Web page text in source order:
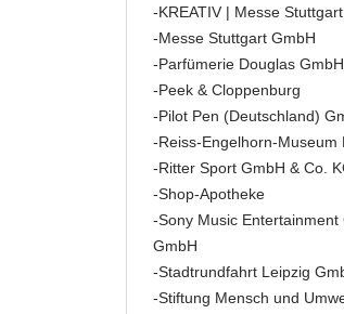
-KREATIV | Messe Stuttgart
-Messe Stuttgart GmbH
-Parfümerie Douglas GmbH
-Peek & Cloppenburg
-Pilot Pen (Deutschland)
-Reiss-Engelhorn-Museum
-Ritter Sport GmbH & Co.
-Shop-Apotheke
-Sony Music Entertainment
GmbH
-Stadtrundfahrt Leipzig
-Stiftung Mensch und